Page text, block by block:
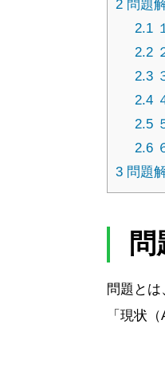
2 問題
2.1
2.2
2.3
2.4
2.5
2.6
3 問題
問題と
「現状